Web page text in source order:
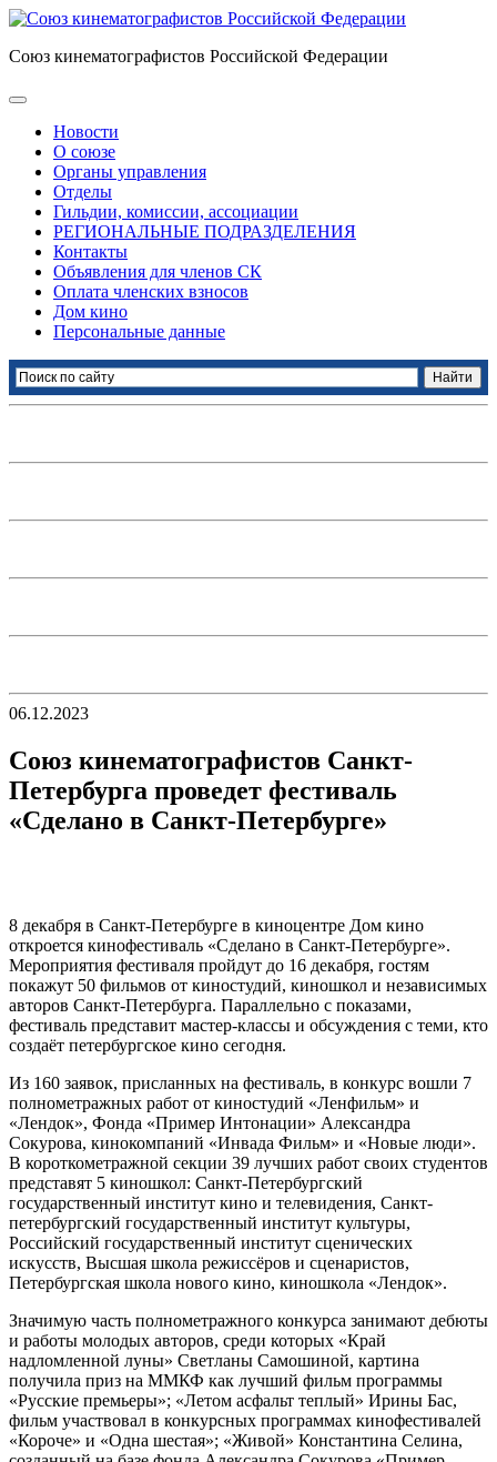
Союз кинематографистов Российской Федерации
Новости
О союзе
Органы управления
Отделы
Гильдии, комиссии, ассоциации
РЕГИОНАЛЬНЫЕ ПОДРАЗДЕЛЕНИЯ
Контакты
Объявления для членов СК
Оплата членских взносов
Дом кино
Персональные данные
06.12.2023
Союз кинематографистов Санкт-
Петербурга проведет фестиваль
«Сделано в Санкт-Петербурге»
8 декабря в Санкт-Петербурге в киноцентре Дом кино
откроется кинофестиваль «Сделано в Санкт-Петербурге».
Мероприятия фестиваля пройдут до 16 декабря, гостям
покажут 50 фильмов от киностудий, киношкол и независимых
авторов Санкт-Петербурга. Параллельно с показами,
фестиваль представит мастер-классы и обсуждения с теми, кто
создаёт петербургское кино сегодня.
Из 160 заявок, присланных на фестиваль, в конкурс вошли 7
полнометражных работ от киностудий «Ленфильм» и
«Лендок», Фонда «Пример Интонации» Александра
Сокурова, кинокомпаний «Инвада Фильм» и «Новые люди».
В короткометражной секции 39 лучших работ своих студентов
представят 5 киношкол: Санкт-Петербургский
государственный институт кино и телевидения, Санкт-
петербургский государственный институт культуры,
Российский государственный институт сценических
искусств, Высшая школа режиссёров и сценаристов,
Петербургская школа нового кино, киношкола «Лендок».
Значимую часть полнометражного конкурса занимают дебюты
и работы молодых авторов, среди которых «Край
надломленной луны» Светланы Самошиной, картина
получила приз на ММКФ как лучший фильм программы
«Русские премьеры»; «Летом асфальт теплый» Ирины Бас,
фильм участвовал в конкурсных программах кинофестивалей
«Короче» и «Одна шестая»; «Живой» Константина Селина,